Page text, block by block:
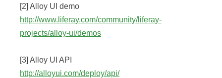
[2] Alloy UI demo
http://www.liferay.com/community/liferay-
projects/alloy-ui/demos
[3] Alloy UI API
http://alloyui.com/deploy/api/